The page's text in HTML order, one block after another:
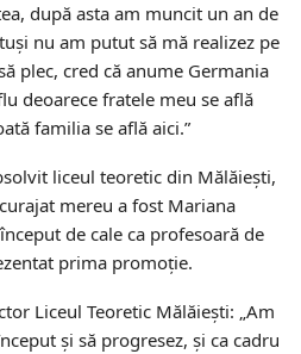
după asta am muncit un an de
nu am putut să mă realizez pe
plec, cred că anume Germania
deoarece fratele meu se află
familia se află aici.”
liceul teoretic din Mălăiești,
mereu a fost Mariana
de cale ca profesoară de
prima promoție.
Liceul Teoretic Mălăiești: „Am
și să progresez, și ca cadru